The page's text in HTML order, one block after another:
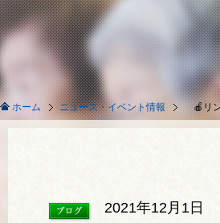
ホーム ニュース・イベント情報 🍎リン
2021年12月1日